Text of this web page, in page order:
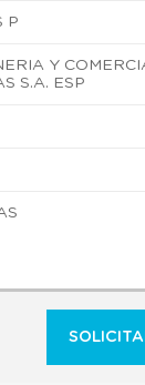
P
Y
S.A. ESP